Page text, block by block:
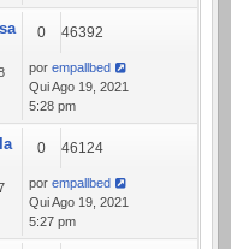
0 46392
por empallbed
Qui Ago 19, 2021
5:28 pm
0 46124
por empallbed
Qui Ago 19, 2021
5:27 pm